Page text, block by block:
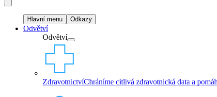
Hlavní menu Odkazy
Odvětví
Odvětví
ZdravotnictvíChráníme citlivá zdravotnická data a